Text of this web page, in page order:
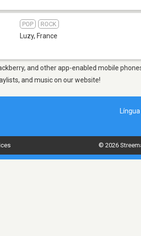
POP ROCK
Luzy, France
and other app-enabled mobile
and music on our website!
Língua
© 2026